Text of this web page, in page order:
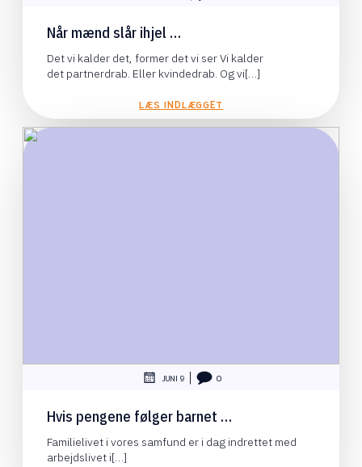
Når mænd slår ihjel …
Det vi kalder det, former det vi ser Vi kalder
det partnerdrab. Eller kvindedrab. Og vi[…]
LÆS INDLÆGGET
JUNI 9 0
Hvis pengene følger barnet …
Familielivet i vores samfund er i dag indrettet med
arbejdslivet i[…]